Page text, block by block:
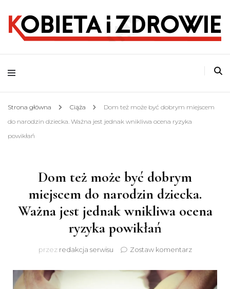
Kobieta i Zdrowie
o zdrowym stylu życia
Strona główna Ciąża
Dom też może być dobrym miejscem
do narodzin dziecka. Ważna jest jednak wnikliwa ocena ryzyka
powikłań
Dom też może być dobrym
miejscem do narodzin dziecka.
Ważna jest jednak wnikliwa ocena
ryzyka powikłań
przez redakcja serwisu Zostaw komentarzdo
też
może